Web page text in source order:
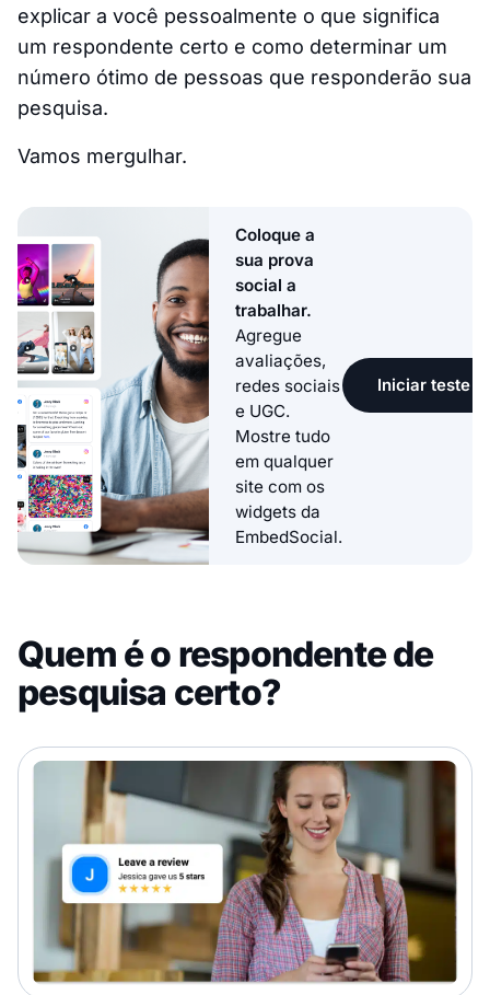
explicar a você pessoalmente o que significa
um respondente certo e como determinar um
número ótimo de pessoas que responderão sua
pesquisa.
Vamos mergulhar.
Coloque a
sua prova
social a
trabalhar.
Agregue
avaliações,
redes sociais
e UGC.
Mostre tudo
em qualquer
site com os
widgets da
EmbedSocial.
Iniciar teste
Quem é o respondente de
pesquisa certo?